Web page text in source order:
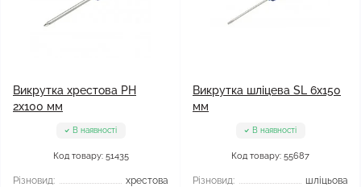
Викрутка хрестова PH
2x100 мм
В наявності
Код товару: 51435
Різновид:
хрестова
Викрутка шліцева SL 6x150
мм
В наявності
Код товару: 55687
Різновид:
шліцьова